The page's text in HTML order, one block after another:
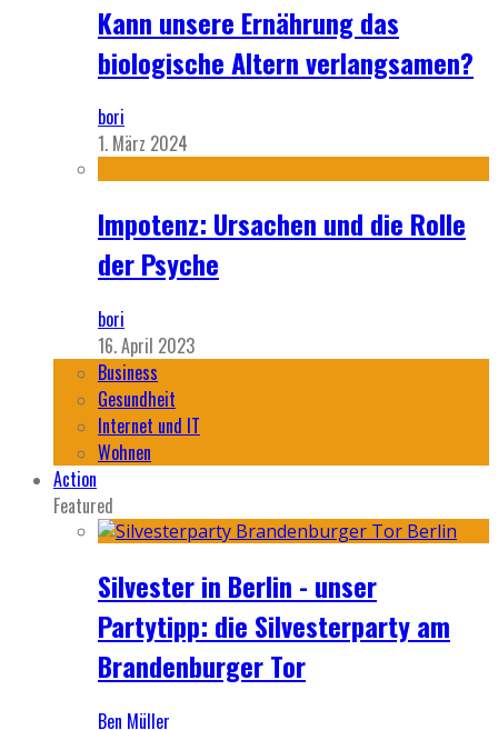
Kann unsere Ernährung das
biologische Altern verlangsamen?
bori
1. März 2024
Impotenz: Ursachen und die Rolle
der Psyche
bori
16. April 2023
Business
Gesundheit
Internet und IT
Wohnen
Action
Featured
Silvester in Berlin - unser
Partytipp: die Silvesterparty am
Brandenburger Tor
Ben Müller